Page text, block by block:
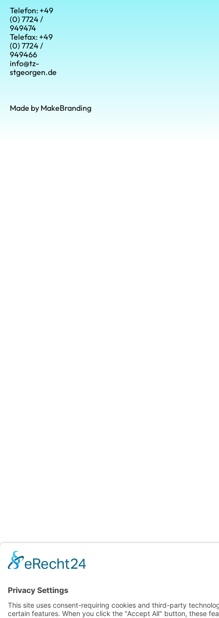
Telefon: +49
(0) 7724 /
949474
Telefax: +49
(0) 7724 /
949466
info@tz-
stgeorgen.de
Made by MakeBranding